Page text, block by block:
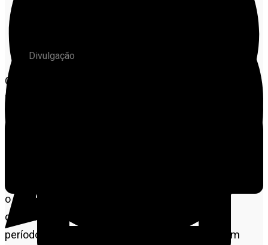
Divulgação
O prazo para pagamento do Imposto sobre a
Propriedade de Veículos Automotores (IPVA) 2026
começa neste mês de março para os proprietários de
o imposto em até oito vezes consecutivas. O
calendário deste ano está organizado em três
períodos distintos, conforme o final da placa, com